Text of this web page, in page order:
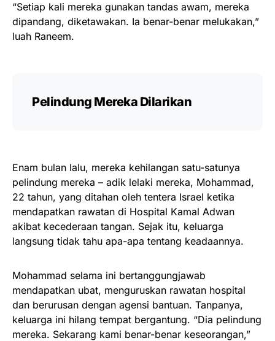
“Setiap kali mereka gunakan tandas awam, mereka
dipandang, diketawakan. Ia benar-benar melukakan,”
luah Raneem.
Pelindung Mereka Dilarikan
Enam bulan lalu, mereka kehilangan satu-satunya
pelindung mereka – adik lelaki mereka, Mohammad,
22 tahun, yang ditahan oleh tentera Israel ketika
mendapatkan rawatan di Hospital Kamal Adwan
akibat kecederaan tangan. Sejak itu, keluarga
langsung tidak tahu apa-apa tentang keadaannya.
Mohammad selama ini bertanggungjawab
mendapatkan ubat, menguruskan rawatan hospital
dan berurusan dengan agensi bantuan. Tanpanya,
keluarga ini hilang tempat bergantung. “Dia pelindung
mereka. Sekarang kami benar-benar keseorangan,”